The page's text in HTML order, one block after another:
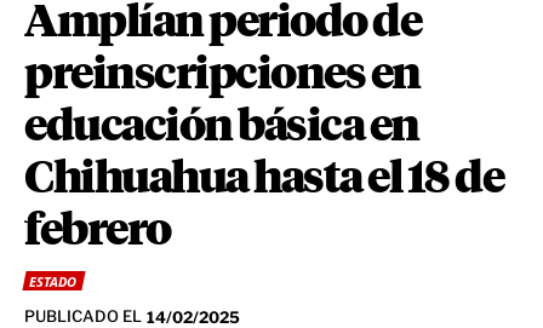
Amplían periodo de
preinscripciones en
educación básica en
Chihuahua hasta el 18 de
febrero
ESTADO
PUBLICADO EL 14/02/2025